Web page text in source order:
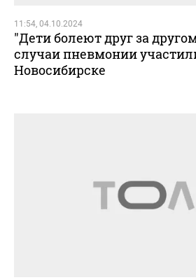
11:54, 04.10.2024
"Дети болеют друг за
случаи пневмонии
Новосибирске